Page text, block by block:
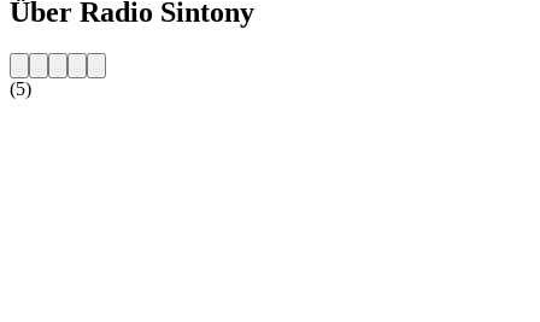
Über Radio Sintony
(5)